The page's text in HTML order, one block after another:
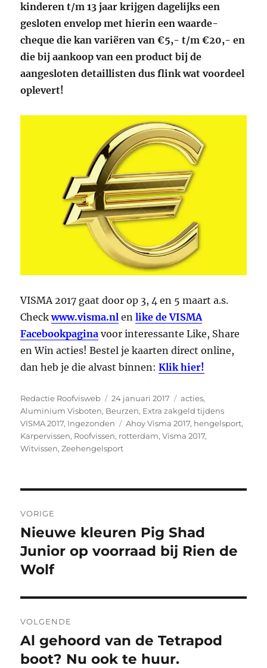
kinderen t/m 13 jaar krijgen dagelijks een
gesloten envelop met hierin een waarde-
cheque die kan variëren van € 5,- t/m € 20,- en
die bij aankoop van een product bij de
aangesloten detaillisten dus flink wat voordeel
oplevert!
VISMA 2017 gaat door op 3, 4 en 5 maart a.s.
Checkwww.visma.nl enlike de VISMA
Facebookpagina voor interessante Like, Share
en Win acties! Bestel je kaarten direct online,
dan heb je die alvast binnen:Klik hier!
Auteur
Redactie Roofvisweb
Geplaatst
op
24 januari 2017 Categorieën
acties,
Aluminium Visboten, Beurzen, Extra zakgeld tijdens
VISMA 2017, Ingezonden Tags
Ahoy Visma 2017, hengelsport,
Karpervissen, Roofvissen, rotterdam,Visma 2017,
Witvissen,Zeehengelsport
navigatie
VORIGE
Vorig
bericht:
Nieuwe kleuren Pig Shad
Junior op voorraad bij Rien de
Wolf
VOLGENDE
Volgend
bericht:
Al gehoord van de Tetrapod
boot? Nu ook te huur.